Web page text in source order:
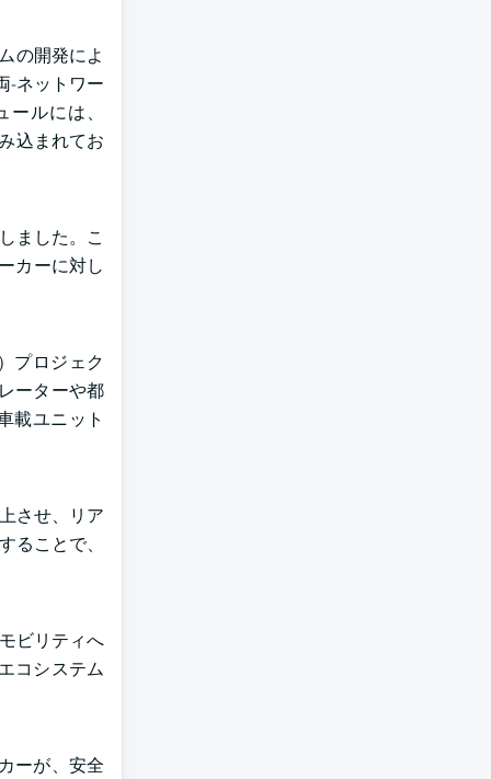
の開発によ
-ネットワー
ルには、
込まれてお
ました。こ
カーに対し
プロジェク
ーターや都
載ユニット
させ、リア
ることで、
ビリティへ
コシステム
ーが、安全